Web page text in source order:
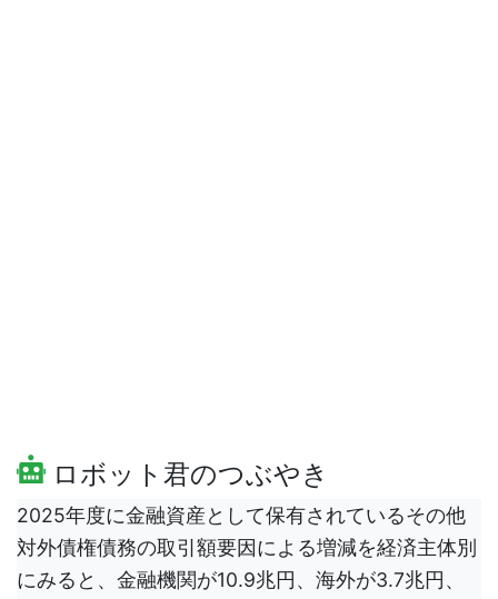
ロボット君のつぶやき
2025年度に金融資産として保有されているその他
対外債権債務の取引額要因による増減を経済主体別
にみると、金融機関が10.9兆円、海外が3.7兆円、